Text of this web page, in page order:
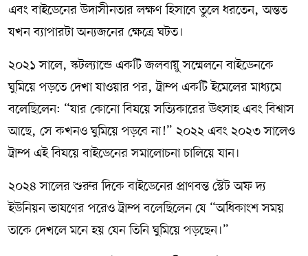
এবং বাইডেনের উদাসীনতার লক্ষণ হিসাবে তুলে ধরতেন, অন্তত
যখন ব্যাপারটা অন্যজনের ক্ষেত্রে ঘটত।
২০২১ সালে, স্কটল্যান্ডে একটি জলবায়ু সম্মেলনে বাইডেনকে
ঘুমিয়ে পড়তে দেখা যাওয়ার পর, ট্রাম্প একটি ইমেলের মাধ্যমে
বলেছিলেন: “যার কোনো বিষয়ে সত্যিকারের উৎসাহ এবং বিশ্বাস
আছে, সে কখনও ঘুমিয়ে পড়বে না!” ২০২২ এবং ২০২৩ সালেও
ট্রাম্প এই বিষয়ে বাইডেনের সমালোচনা চালিয়ে যান।
২০২৪ সালের শুরুর দিকে বাইডেনের প্রাণবন্ত স্টেট অফ দ্য
ইউনিয়ন ভাষণের পরেও ট্রাম্প বলেছিলেন যে “অধিকাংশ সময়
তাকে দেখলে মনে হয় যেন তিনি ঘুমিয়ে পড়ছেন।”